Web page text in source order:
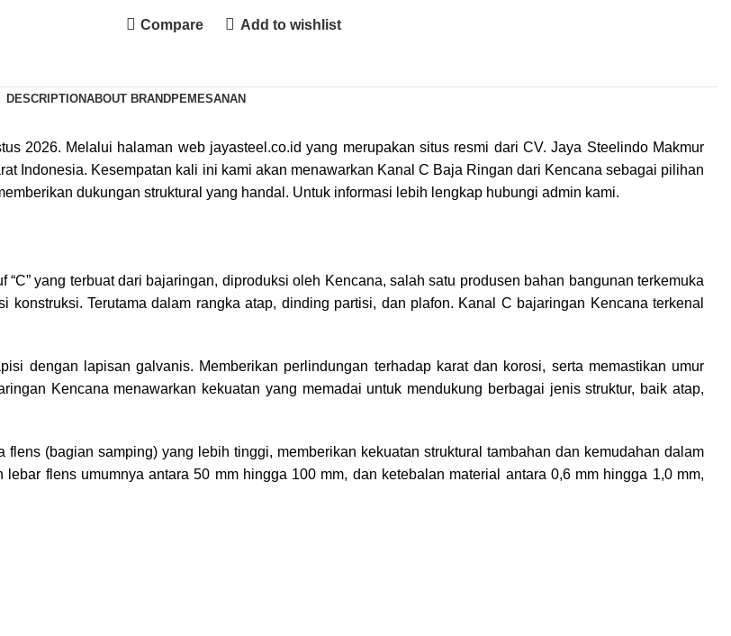
Compare Add to wishlist
DESCRIPTIONABOUT BRANDPEMESANAN
2026. Melalui halaman web jayasteel.co.id yang merupakan situs resmi dari CV. Jaya Steelindo Makmur
Indonesia. Kesempatan kali ini kami akan menawarkan Kanal C Baja Ringan dari Kencana sebagai pilihan
dukungan struktural yang handal. Untuk informasi lebih lengkap hubungi admin kami.
yang terbuat dari bajaringan, diproduksi oleh Kencana, salah satu produsen bahan bangunan terkemuka
Terutama dalam rangka atap, dinding partisi, dan plafon. Kanal C bajaringan Kencana terkenal
dengan lapisan galvanis. Memberikan perlindungan terhadap karat dan korosi, serta memastikan umur
Kencana menawarkan kekuatan yang memadai untuk mendukung berbagai jenis struktur, baik atap,
(bagian samping) yang lebih tinggi, memberikan kekuatan struktural tambahan dan kemudahan dalam
flens umumnya antara 50 mm hingga 100 mm, dan ketebalan material antara 0,6 mm hingga 1,0 mm,